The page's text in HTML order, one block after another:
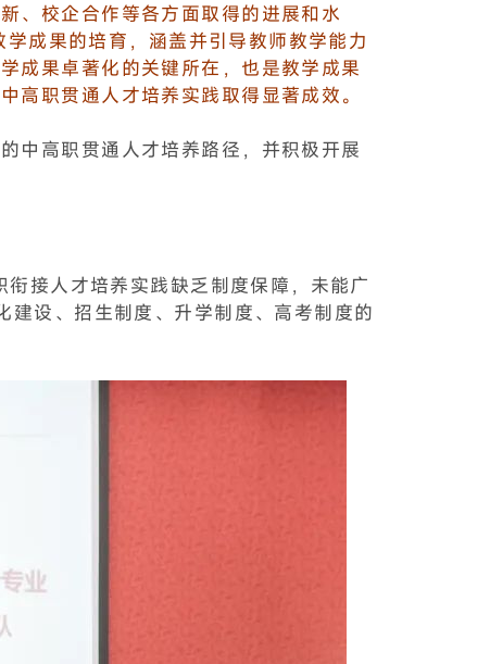
、校企合作等各方面取得的进展和水
成果的培育，涵盖并引导教师教学能力
成果卓著化的关键所在，也是教学成果
高职贯通人才培养实践取得显著成效。
中高职贯通人才培养路径，并积极开展
接人才培养实践缺乏制度保障，未能广
设、招生制度、升学制度、高考制度的